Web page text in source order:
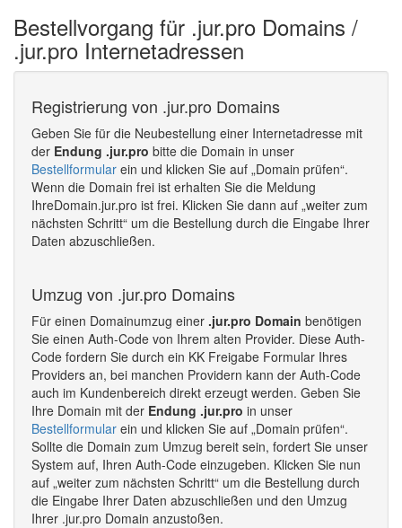
Bestellvorgang für .jur.pro Domains /
.jur.pro Internetadressen
Registrierung von .jur.pro Domains
Geben Sie für die Neubestellung einer Internetadresse mit
der Endung .jur.pro bitte die Domain in unser
Bestellformular ein und klicken Sie auf „Domain prüfen“.
Wenn die Domain frei ist erhalten Sie die Meldung
IhreDomain.jur.pro ist frei. Klicken Sie dann auf „weiter zum
nächsten Schritt“ um die Bestellung durch die Eingabe Ihrer
Daten abzuschließen.
Umzug von .jur.pro Domains
Für einen Domainumzug einer .jur.pro Domain benötigen
Sie einen Auth-Code von Ihrem alten Provider. Diese Auth-
Code fordern Sie durch ein KK Freigabe Formular Ihres
Providers an, bei manchen Providern kann der Auth-Code
auch im Kundenbereich direkt erzeugt werden. Geben Sie
Ihre Domain mit der Endung .jur.pro in unser
Bestellformular ein und klicken Sie auf „Domain prüfen“.
Sollte die Domain zum Umzug bereit sein, fordert Sie unser
System auf, Ihren Auth-Code einzugeben. Klicken Sie nun
auf „weiter zum nächsten Schritt“ um die Bestellung durch
die Eingabe Ihrer Daten abzuschließen und den Umzug
Ihrer .jur.pro Domain anzustoßen.